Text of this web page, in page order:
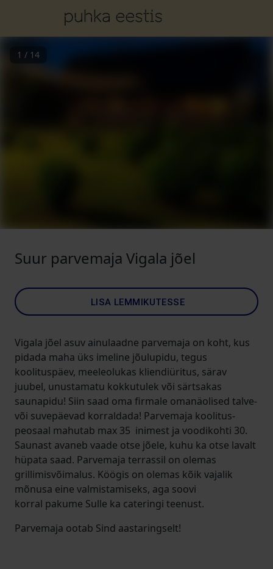
1 / 14
Suur parvemaja Vigala jõel
LISA LEMMIKUTESSE
Vigala jõel asuv ainulaadne parvemaja on koht, kus
pidada maha üks imeline jõulupidu, tegus
koolituspäev, meeleolukas kliendiüritus, särav
juubel, unustamatu kokkutulek või särtsakas
saunapidu! Siin saad oma firmale omanäolised talve-
või suvepäevad korraldada! Parvemaja koolitus-
peosaal mahutab max 35 inimest ja voodikohti 30.
Saunast avaneb vaade otse jõele, kuhu ka otse lavalt
hüpata saad. Parvemaja terrassil on olemas
grillimisvõimalus. Köögis on olemas kõik vajalik
mõnusa eine valmistamiseks, aga soovi
korral pakume Sulle ka cateringi teenust.
Parvemaja ootab Sind aastaringselt!